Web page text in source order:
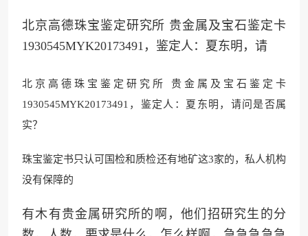
北京高德珠宝鉴定研究所 贵金属及宝石鉴定卡
1930545MYK20173491，鉴定人：夏东明，请
北京高德珠宝鉴定研究所 贵金属及宝石鉴定卡
1930545MYK20173491，鉴定人：夏东明，请问是否属
实？
珠宝鉴定书只认可国检和质检还有地矿这3家的，私人机构
没有保障的
有木有贵金属研究所的啊，他们招研究生的分